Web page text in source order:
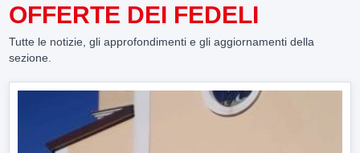
OFFERTE DEI FEDELI
Tutte le notizie, gli approfondimenti e gli aggiornamenti della
sezione.